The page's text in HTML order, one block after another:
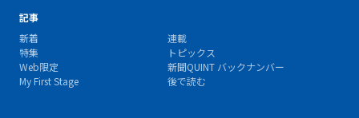
記事
新着
連載
特集
トピックス
Web限定
新聞QUINT バックナンバー
My First Stage
後で読む